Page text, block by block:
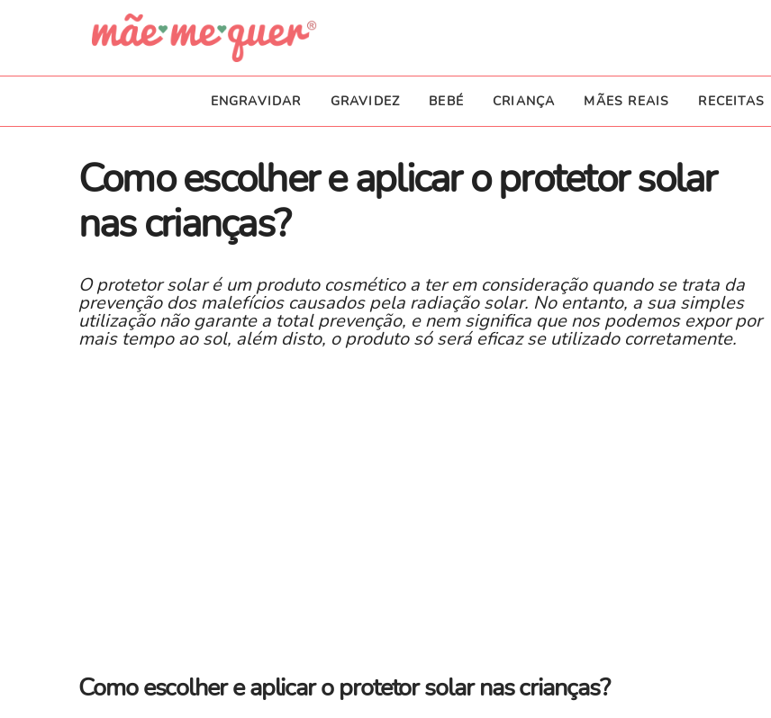
ENGRAVIDAR GRAVIDEZ BEBÉ CRIANÇA MÃES REAIS RECEITAS
​Como escolher e aplicar o protetor solar
nas crianças?
O protetor solar é um produto cosmético a ter em consideração quando se trata da
prevenção dos malefícios causados pela radiação solar. No entanto, a sua simples
utilização não garante a total prevenção, e nem significa que nos podemos expor por
mais tempo ao sol, além disto, o produto só será eficaz se utilizado corretamente.
​Como escolher e aplicar o protetor solar nas crianças?